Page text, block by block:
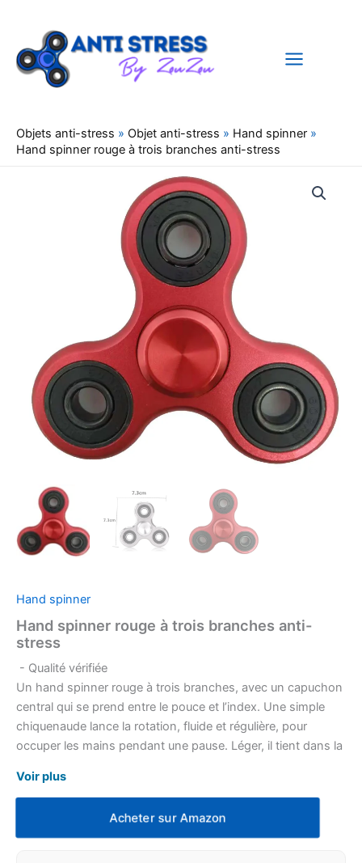
contenu
Objets anti-stress » Objet anti-stress » Hand spinner »
Hand spinner rouge à trois branches anti-stress
Hand spinner
Hand spinner rouge à trois branches anti-
stress
- Qualité vérifiée
Un hand spinner rouge à trois branches, avec un capuchon
central qui se prend entre le pouce et l’index. Une simple
chiquenaude lance la rotation, fluide et régulière, pour
occuper les mains pendant une pause. Léger, il tient dans la
Voir plus
Acheter sur Amazon